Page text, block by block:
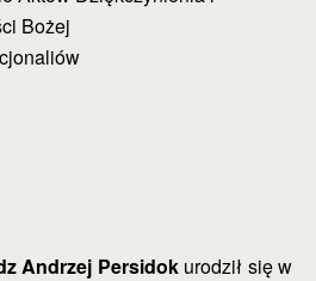
Bożej
Andrzej Persidokurodził się w